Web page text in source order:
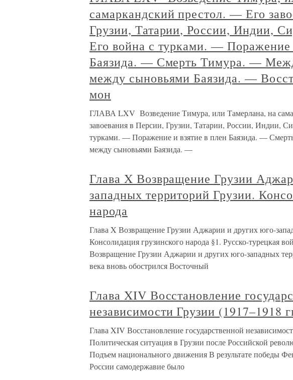
самаркандский престол. — Его
Грузии, Татарии, России, Индии,
Его война с турками. — Поражение
Баязида. — Смерть Тимура. —
между сыновьями Баязида. —
мон
ГЛАВА LXV Возведение Тимура, или Тамерлана, на
завоевания в Персии, Грузии, Татарии, России, Индии,
турками. — Поражение и взятие в плен Баязида. —
между сыновьями Баязида. —
Глава X Возвращение Грузии
западных территорий Грузии.
народа
Глава X Возвращение Грузии Аджарии и других юго-
Консолидация грузинского народа §1. Русско-турецкая
Возвращение Грузии Аджарии и других юго-западных
века вновь обострился Восточный
Глава XIV Восстановление
независимости Грузии (1917–1918
Глава XIV Восстановление государственной
Политическая ситуация в Грузии после Российской
Подъем национального движения В результате победы
России самодержавие было